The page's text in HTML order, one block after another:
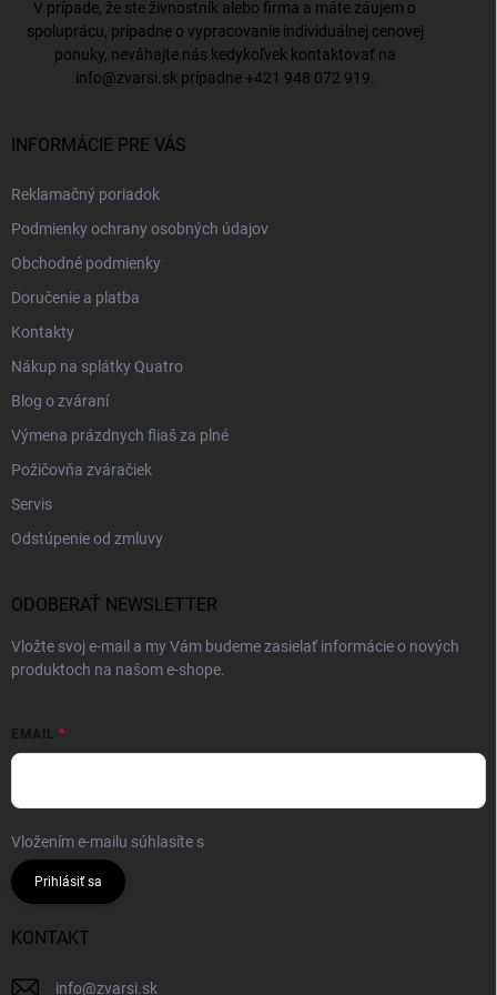
V prípade, že ste živnostník alebo firma a máte záujem o
spoluprácu, prípadne o vypracovanie individuálnej cenovej
ponuky, neváhajte nás kedykoľvek kontaktovať na
info@zvarsi.sk prípadne +421 948 072 919
INFORMÁCIE PRE VÁS
Reklamačný poriadok
Podmienky ochrany osobných údajov
Obchodné podmienky
Doručenie a platba
Kontakty
Nákup na splátky Quatro
Blog o zváraní
Výmena prázdnych fliaš za plné
Požičovňa zváračiek
Servis
Odstúpenie od zmluvy
ODOBERAŤ NEWSLETTER
Vložte svoj e-mail a my Vám budeme zasielať informácie o nových
produktoch na našom e-shope.
EMAIL
Vložením e-mailu súhlasíte s
Prihlásiť sa
KONTAKT
info@zvarsi.sk